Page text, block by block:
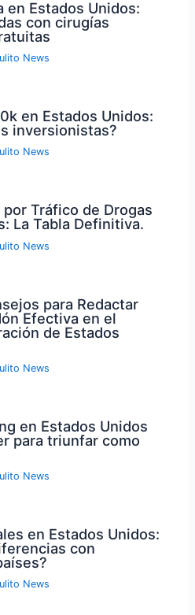
en Estados Unidos:
con cirugías
News
en Estados Unidos:
inversionistas?
News
Tráfico de Drogas
La Tabla Definitiva.
News
para Redactar
Efectiva en el
de Estados
News
en Estados Unidos
para triunfar como
News
en Estados Unidos:
con
News